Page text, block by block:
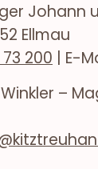
Johann
Ellmau
200 | E-
Winkler –